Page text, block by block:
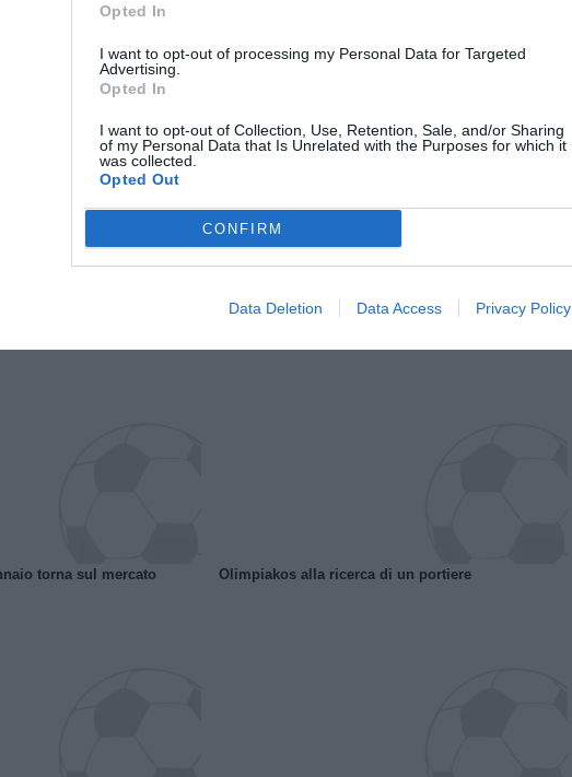
Opted In
I want to opt-out of processing my Personal Data for Targeted
Advertising.
Opted In
I want to opt-out of Collection, Use, Retention, Sale, and/or Sharing
of my Personal Data that Is Unrelated with the Purposes for which it
was collected.
Opted Out
CONFIRM
Data Deletion Data Access Privacy Policy
il Borussia
torna sul mercato Olimpiakos alla ricerca di un portiere